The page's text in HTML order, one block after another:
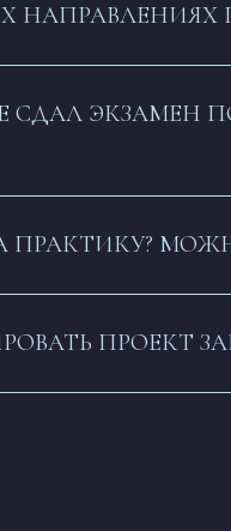
НАПРАВЛЕНИЯХ
СДАЛ ЭКЗАМЕН
ПРОЕКТ